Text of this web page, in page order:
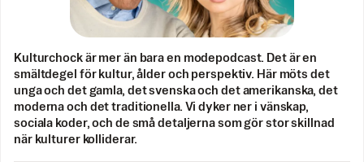
Kulturchock är mer än bara en modepodcast. Det är en
smältdegel för kultur, ålder och perspektiv. Här möts det
unga och det gamla, det svenska och det amerikanska, det
moderna och det traditionella. Vi dyker ner i vänskap,
sociala koder, och de små detaljerna som gör stor skillnad
när kulturer kolliderar.